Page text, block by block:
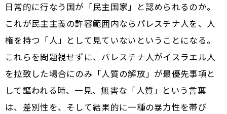
日常的に行なう国が「民主国家」と認められるのか。
これが民主主義の許容範囲内ならパレスチナ人を、人
権を持つ「人」として見ていないということになる。
これらを問題視せずに、パレスチナ人がイスラエル人
を拉致した場合にのみ「人質の解放」が最優先事項と
して謳われる時、一見、無害な「人質」という言葉
は、差別性を、そして結果的に一種の暴力性を帯び